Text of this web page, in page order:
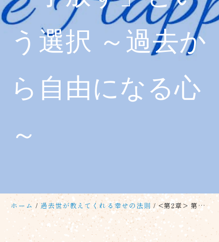
う選択 ～過去か
ら自由になる心
～
ホーム 過去世が教えてくれる幸せの法則 <第2章> 第2節 心と体を守る「手放す」という選択 ～過去から自由になる心～